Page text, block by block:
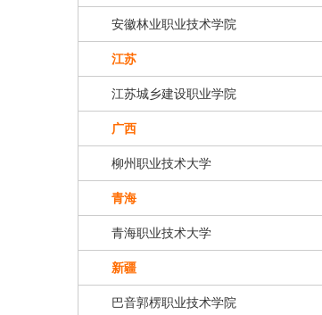
安徽林业职业技术学院
江苏
江苏城乡建设职业学院
广西
柳州职业技术大学
青海
青海职业技术大学
新疆
巴音郭楞职业技术学院